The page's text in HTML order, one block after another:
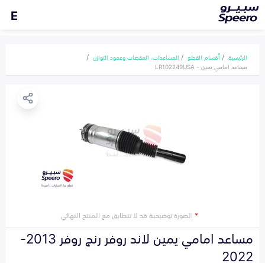
E
الرئيسية أقسام القطع
المساعدات، المقصات وعمود التوازن
مساعد امامي يمين - LR102249USA
*الصورة توضيحية قد لا تتطابق مع المنتج النهائي
مساعد امامي يمين لاند روفر رنج روفر 2013-
2022